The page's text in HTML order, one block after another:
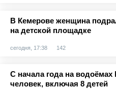
В Кемерове женщина
на детской площадке
сегодня, 17:38 142
С начала года на водоёмах
человек, включая 8 детей